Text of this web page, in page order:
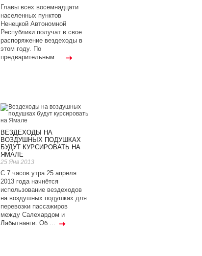
Главы всех восемнадцати
населенных пунктов
Ненецкой Автономной
Республики получат в свое
распоряжение вездеходы в
этом году. По
предварительным ...
ВЕЗДЕХОДЫ НА
ВОЗДУШНЫХ ПОДУШКАХ
БУДУТ КУРСИРОВАТЬ НА
ЯМАЛЕ
25 Янв 2013
С 7 часов утра 25 апреля
2013 года начнётся
использование вездеходов
на воздушных подушках для
перевозки пассажиров
между Салехардом и
Лабытнанги. Об ...